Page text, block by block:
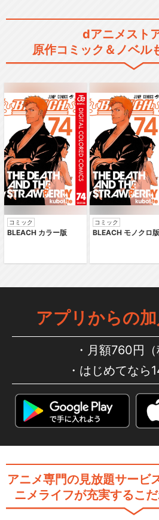
緋色
dアニメスト
原作コミック＆ノベル
コミック
BLEACH カラー版
コミック
BLEACH モノクロ版
アプリからの加
月額760円（
はじめてなら
アニメ専門の見放題サービ
ニメライフが充実するこ